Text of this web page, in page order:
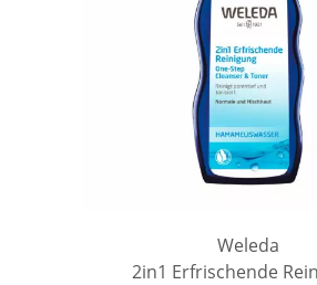
Weleda
2in1 Erfrischende